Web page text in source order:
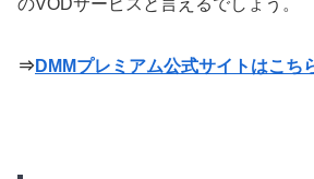
⇒ DMMプレミアム公式サイトはこち